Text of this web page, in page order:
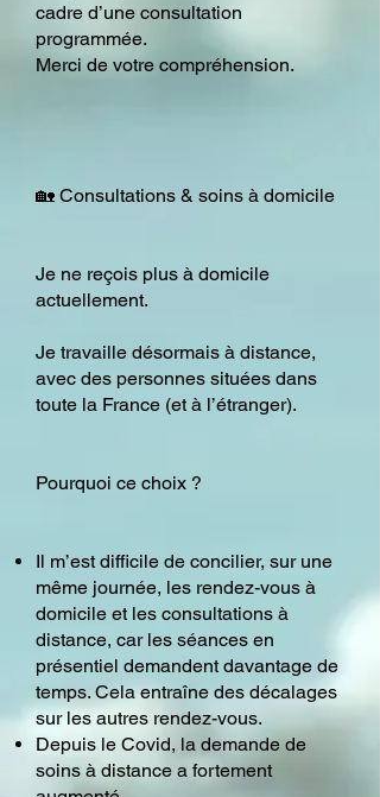
cadre d’une consultation
programmée.
Merci de votre compréhension.
🏡 Consultations & soins à domicile
Je ne reçois plus à domicile
actuellement.
Je travaille désormais à distance,
avec des personnes situées dans
toute la France (et à l’étranger).
Pourquoi ce choix ?
Il m’est difficile de concilier, sur une
même journée, les rendez-vous à
domicile et les consultations à
distance, car les séances en
présentiel demandent davantage de
temps. Cela entraîne des décalages
sur les autres rendez-vous.
Depuis le Covid, la demande de
soins à distance a fortement